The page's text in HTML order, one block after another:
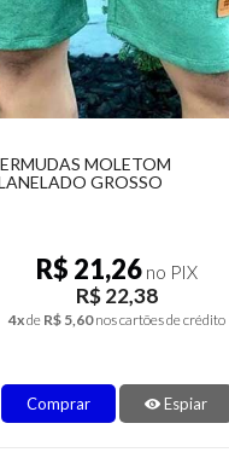
MOLETOM MASCULINA
R$ 36,16 no PIX
R$ 38,06
6xde R$ 6,34 nos cartões de crédito
Comprar Espiar